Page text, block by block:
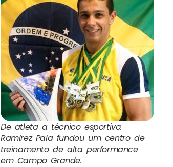
De atleta a técnico esportivo:
Ramirez Pala fundou um centro de
treinamento de alta performance
em Campo Grande.